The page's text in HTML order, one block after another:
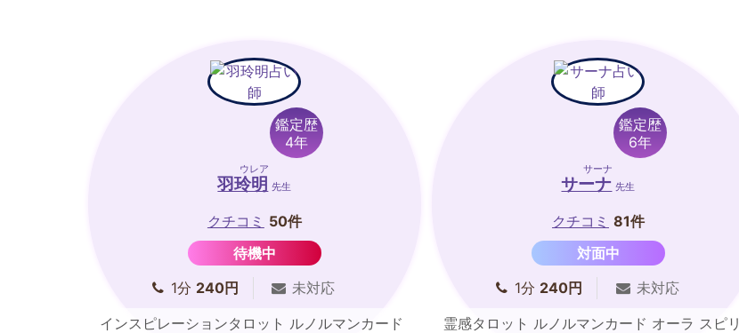
鑑定歴
4年
ウレア
羽玲明 先生
クチコミ 50件
待機中
1分 240円
未対応
インスピレーションタロット ルノルマンカード
鑑定歴
6年
サーナ
サーナ 先生
クチコミ 81件
対面中
1分 240円
未対応
霊感タロット ルノルマンカード オーラ スピリ